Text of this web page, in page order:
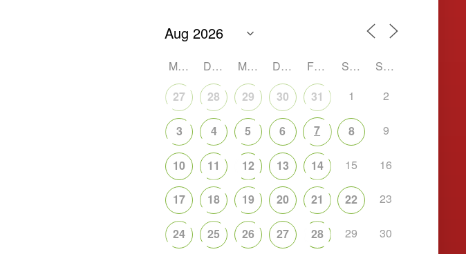
MONTAG DIENSTAG MITTWOCH DONNERSTAG FREITAG SAMSTAG
SONNTAG
27
28 29 30 31 1 2
3 4 5 6 7 8 9
10 11 12 13 14 15 16
17 18 19 20 21 22 23
24 25 26 27 28 29 30